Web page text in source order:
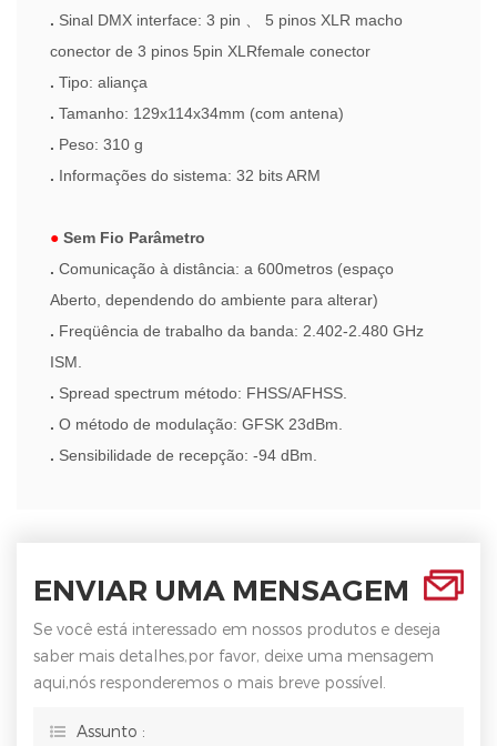
. Sinal DMX interface: 3 pin
5 pinos XLR macho
conector de 3 pinos 5pin XLRfemale conector
. Tipo: aliança
. Tamanho: 129x114x34mm (com antena)
. Peso: 310 g
. Informações do sistema: 32 bits ARM
● Sem Fio Parâmetro
. Comunicação à distância: a 600metros (espaço
Aberto, dependendo do ambiente para alterar)
. Freqüência de trabalho da banda: 2.402-2.480 GHz
ISM.
. Spread spectrum método: FHSS/AFHSS.
. O método de modulação: GFSK 23dBm.
. Sensibilidade de recepção: -94 dBm.
ENVIAR UMA MENSAGEM
Se você está interessado em nossos produtos e deseja
saber mais detalhes,por favor, deixe uma mensagem
aqui,nós responderemos o mais breve possível.
Assunto :